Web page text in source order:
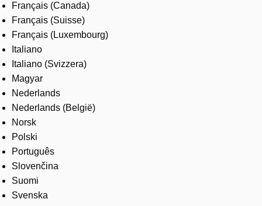
Français (Canada)
Français (Suisse)
Français (Luxembourg)
Italiano
Italiano (Svizzera)
Magyar
Nederlands
Nederlands (België)
Norsk
Polski
Português
Slovenčina
Suomi
Svenska